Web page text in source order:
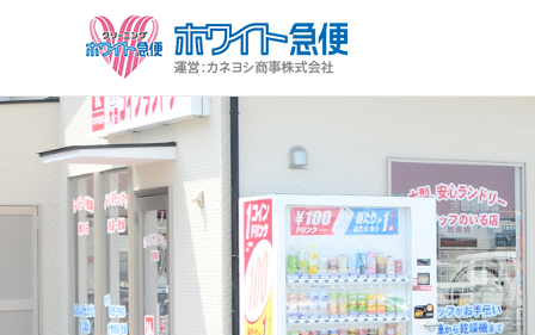
ホワイト急便
Just another WordPress site